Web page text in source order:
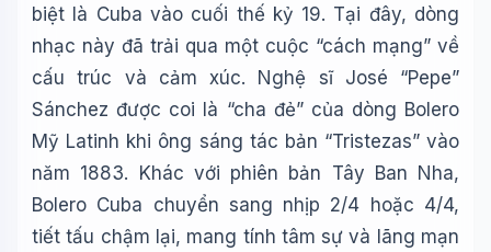
biệt là Cuba vào cuối thế kỷ 19. Tại đây, dòng
nhạc này đã trải qua một cuộc “cách mạng” về
cấu trúc và cảm xúc. Nghệ sĩ José “Pepe”
Sánchez được coi là “cha đẻ” của dòng Bolero
Mỹ Latinh khi ông sáng tác bản “Tristezas” vào
năm 1883. Khác với phiên bản Tây Ban Nha,
Bolero Cuba chuyển sang nhịp 2/4 hoặc 4/4,
tiết tấu chậm lại, mang tính tâm sự và lãng mạn